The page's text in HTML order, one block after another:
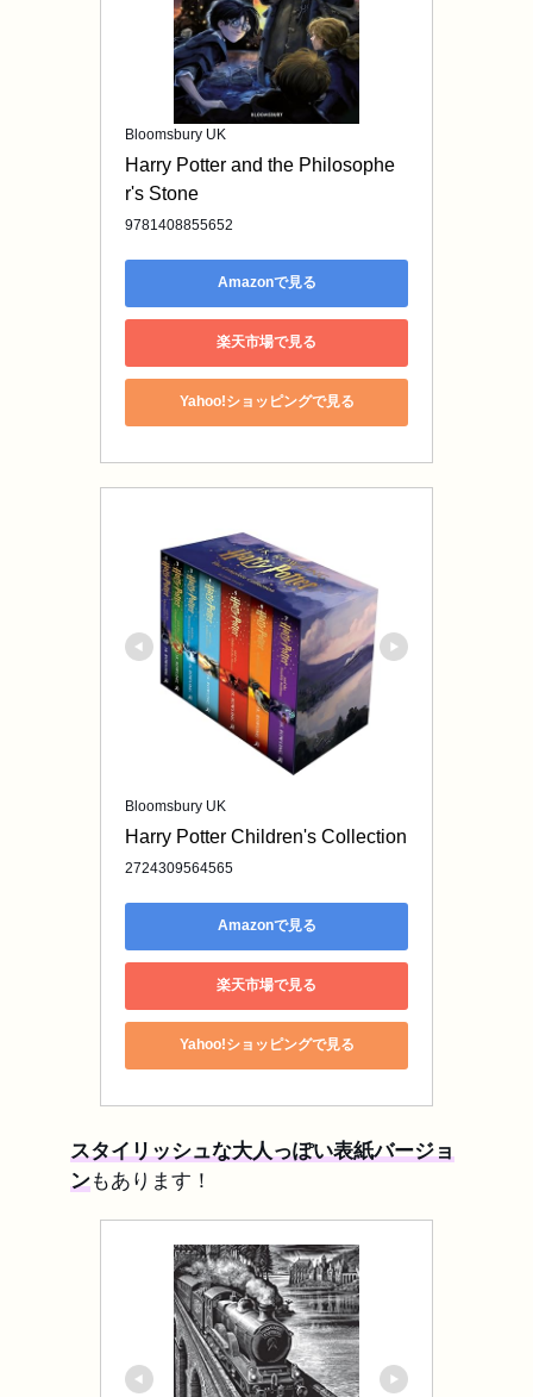
Bloomsbury UK
Harry Potter and the Philosophe
r's Stone
9781408855652
Amazonで見る
楽天市場で見る
Yahoo!ショッピングで見る
Bloomsbury UK
Harry Potter Children's Collection
2724309564565
Amazonで見る
楽天市場で見る
Yahoo!ショッピングで見る
スタイリッシュな大人っぽい表紙バージョ
ンもあります！